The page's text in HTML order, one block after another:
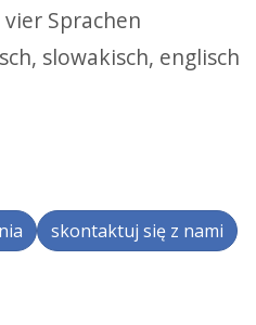
Sprachen
slowakisch, englisch
skontaktuj się z nami